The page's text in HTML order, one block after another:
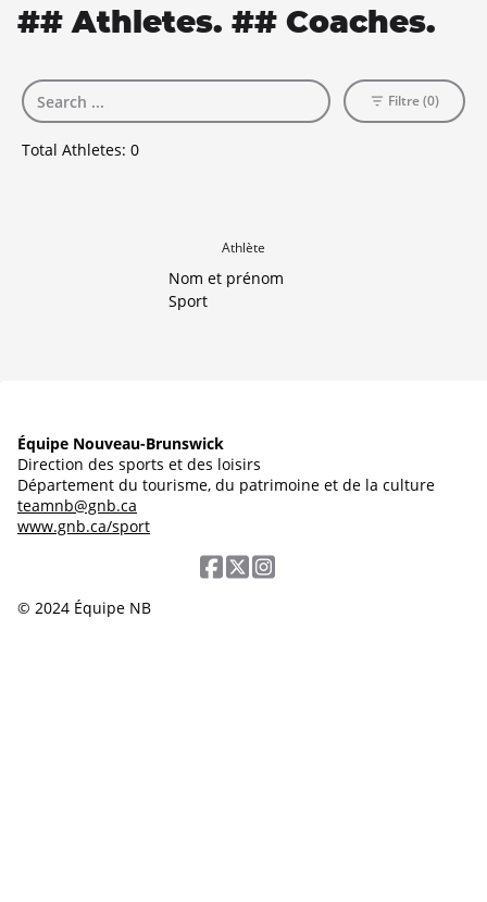
## Athletes. ## Coaches.
Total Athletes: 0
Filtre (0)
Athlète
Nom et prénom
Sport
Équipe Nouveau-Brunswick
Direction des sports et des loisirs
Département du tourisme, du patrimoine et de la culture
teamnb@gnb.ca
www.gnb.ca/sport
© 2024 Équipe NB